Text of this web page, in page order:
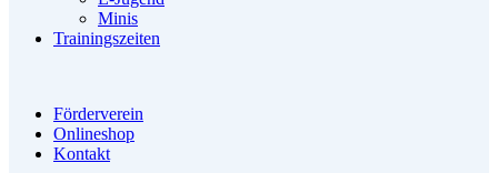
Minis
Trainingszeiten
Förderverein
Onlineshop
Kontakt